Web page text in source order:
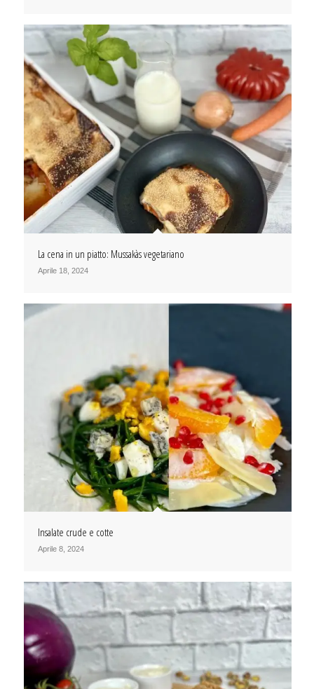
La cena in un piatto: Mussakàs vegetariano
Aprile 18, 2024
Insalate crude e cotte
Aprile 8, 2024